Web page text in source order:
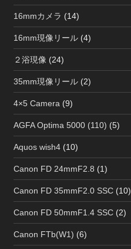
16mmカメラ (14)
16mm現像リール (4)
２浴現像 (24)
35mm現像リール (2)
4×5 Camera (9)
AGFA Optima 5000 (110) (5)
Aquos wish4 (10)
Canon FD 24mmF2.8 (1)
Canon FD 35mmF2.0 SSC (10)
Canon FD 50mmF1.4 SSC (2)
Canon FTb(W1) (6)